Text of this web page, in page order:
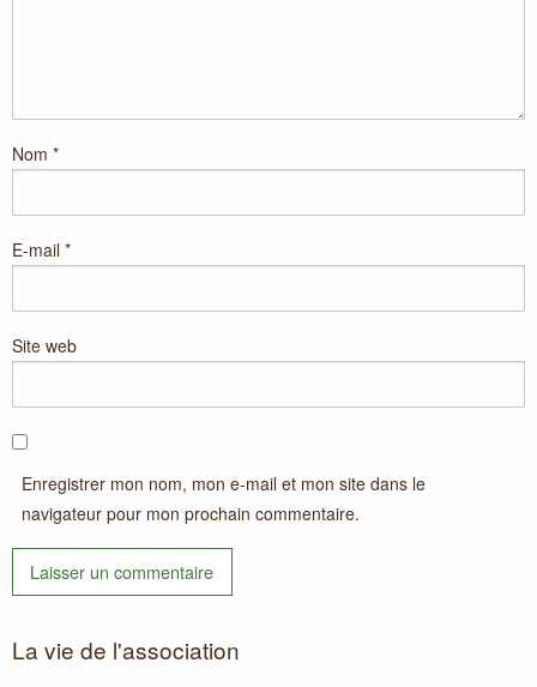
Nom *
E-mail *
Site web
Enregistrer mon nom, mon e-mail et mon site dans le
navigateur pour mon prochain commentaire.
La vie de l'association